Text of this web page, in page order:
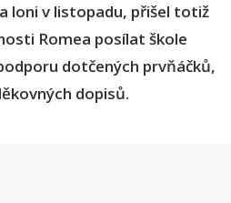
loni v listopadu, přišel totiž
Romea posílat škole
dotčených prvňáčků,
dopisů.